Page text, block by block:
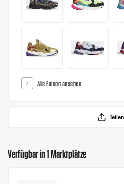
Alle Falcon ansehen
Teilen
Verfügbar in 1 Marktplätze